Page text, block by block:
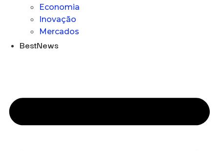
Economia
Inovação
Mercados
BestNews